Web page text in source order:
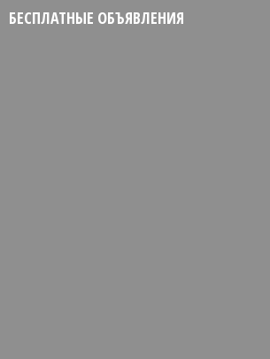
БЕСПЛАТНЫЕ ОБЪЯВЛЕНИЯ